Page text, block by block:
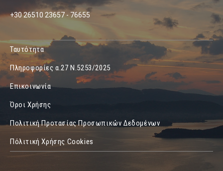
+30 26510 23657 - 76655
Ταυτότητα
Πληροφορίες α.27 Ν.5253/2025
Επικοινωνία
Όροι Χρήσης
Πολιτική Προτασίας Προσωπικών Δεδομένων
Πόλιτική Χρήσης Cookies